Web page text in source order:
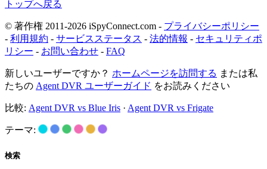
トップへ戻る
© 著作権 2011-2026 iSpyConnect.com - プライバシーポリシー
- 利用規約 - サービスステータス - 法的情報 - セキュリティポ
リシー - お問い合わせ - FAQ
新しいユーザーですか？ ホームページを訪問する または私
たちの Agent DVR ユーザーガイド をお読みください
比較: Agent DVR vs Blue Iris · Agent DVR vs Frigate
テーマ:
検索